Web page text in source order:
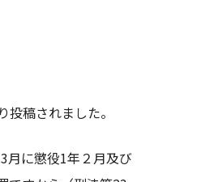
稿されました。
月に懲役1年２月及び